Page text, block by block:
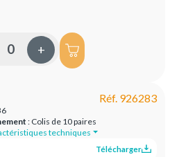
+
Réf. 926283
: Colis de 10 paires
techniques
Télécharger